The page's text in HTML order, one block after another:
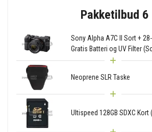
Pakketilbud 6
Sony Alpha A7C II Sort +
Gratis Batteri og UV Filter
Neoprene SLR Taske
Ultispeed 128GB SDXC Kort